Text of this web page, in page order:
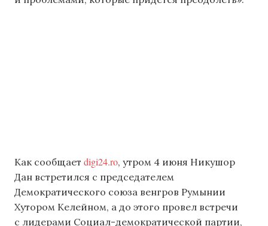
Как сообщает digi24.ro, утром 4 июня Никушор
Дан встретился с председателем
Демократического союза венгров Румынии
Хутором Келейном, а до этого провел встречи
с лидерами Социал-демократической партии,